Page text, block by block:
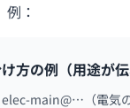
例：
方の例（用途が伝
elec-main@…（電気の